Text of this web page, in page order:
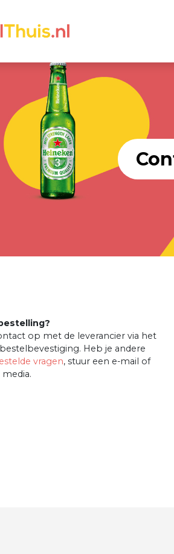
op met de leverancier via het
Heb je andere
vragen, stuur een e-mail of